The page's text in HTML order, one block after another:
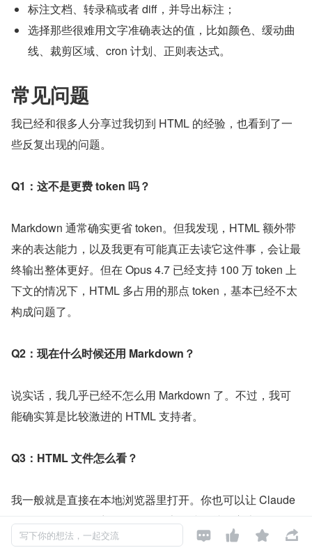
标注文档、转录稿或者 diff，并导出标注；
选择那些很难用文字准确表达的值，比如颜色、缓动曲
线、裁剪区域、cron 计划、正则表达式。
常见问题
我已经和很多人分享过我切到 HTML 的经验，也看到了一
些反复出现的问题。
Q1：这不是更费 token 吗？
Markdown 通常确实更省 token。但我发现，HTML 额外带
来的表达能力，以及我更有可能真正去读它这件事，会让最
终输出整体更好。但在 Opus 4.7 已经支持 100 万 token 上
下文的情况下，HTML 多占用的那点 token，基本已经不太
构成问题了。
Q2：现在什么时候还用 Markdown？
说实话，我几乎已经不怎么用 Markdown 了。不过，我可
能确实算是比较激进的 HTML 支持者。
Q3：HTML 文件怎么看？
我一般就是直接在本地浏览器里打开。你也可以让 Claude
帮你打开。如果你想要一个可分享链接，就把它上传到 S3
之类的地方。
写下你的想法，一起交流    